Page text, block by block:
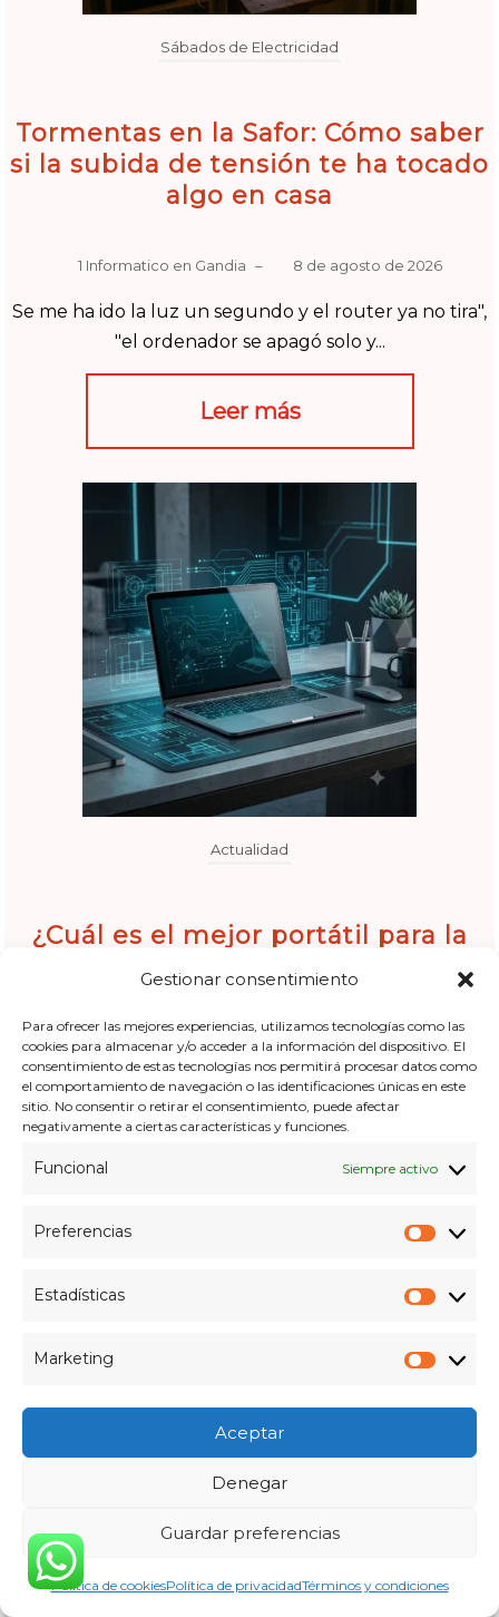
Gestionar consentimiento
Para ofrecer las mejores experiencias, utilizamos tecnologías como las
cookies para almacenar y/o acceder a la información del dispositivo. El
consentimiento de estas tecnologías nos permitirá procesar datos como
el comportamiento de navegación o las identificaciones únicas en este
sitio. No consentir o retirar el consentimiento, puede afectar
negativamente a ciertas características y funciones.
Funcional Siempre activo
Preferencias
Estadísticas
Marketing
Aceptar
Denegar
Guardar preferencias
Política de cookiesPolítica de privacidadTérminos y condiciones
Sábados de Electricidad
Tormentas en la Safor: Cómo saber
si la subida de tensión te ha tocado
algo en casa
1 Informatico en Gandia – 8 de agosto de 2026
Se me ha ido la luz un segundo y el router ya no tira",
"el ordenador se apagó solo y...
Leer más
Actualidad
¿Cuál es el mejor portátil para la
vuelta al cole 2026/2027?
1 Informatico en Gandia – 7 de agosto de 2026
informatico gandia mejor portatil vuelta al cole 2026,portatiles